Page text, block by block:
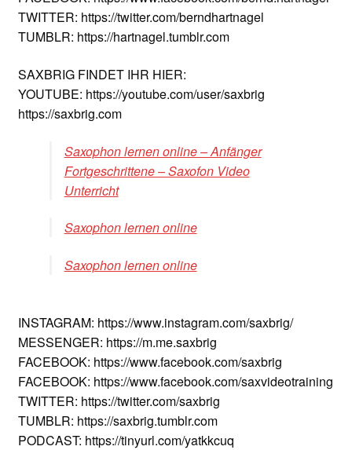
TWITTER: https://twitter.com/berndhartnagel
TUMBLR: https://hartnagel.tumblr.com
SAXBRIG FINDET IHR HIER:
YOUTUBE: https://youtube.com/user/saxbrig
https://saxbrig.com
Saxophon lernen online – Anfänger
Fortgeschrittene – Saxofon Video
Unterricht
Saxophon lernen online
Saxophon lernen online
INSTAGRAM: https://www.instagram.com/saxbrig/
MESSENGER: https://m.me.saxbrig
FACEBOOK: https://www.facebook.com/saxbrig
FACEBOOK: https://www.facebook.com/saxvideotraining
TWITTER: https://twitter.com/saxbrig
TUMBLR: https://saxbrig.tumblr.com
PODCAST: https://tinyurl.com/yatkkcuq